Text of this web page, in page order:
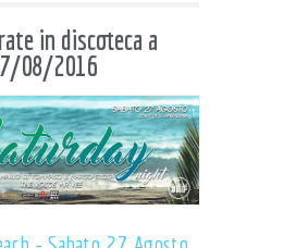
in discoteca a
08/2016